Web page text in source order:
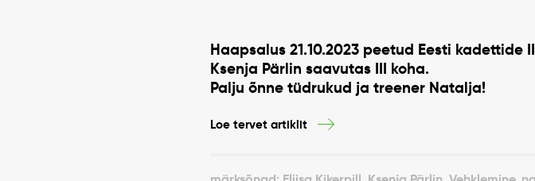
Haapsalus 21.10.2023 peetud Eesti
Ksenja Pärlin saavutas III koha.
Palju õnne tüdrukud ja treener Natalja!
Loe tervet artiklit